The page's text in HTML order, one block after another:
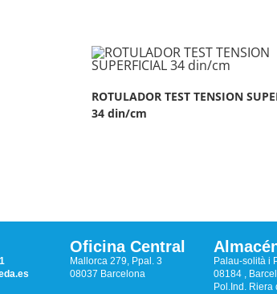
ROTULADOR TEST TENSION
34 din/cm
Oficina Central
Mallorca 279, Ppal. 3
08037 Barcelona
Palau-solità i
08184 ,
Pol.Ind. Riera